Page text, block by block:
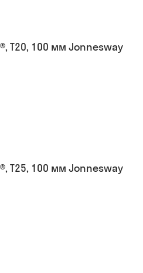
T20, 100 мм Jonnesway
T25, 100 мм Jonnesway